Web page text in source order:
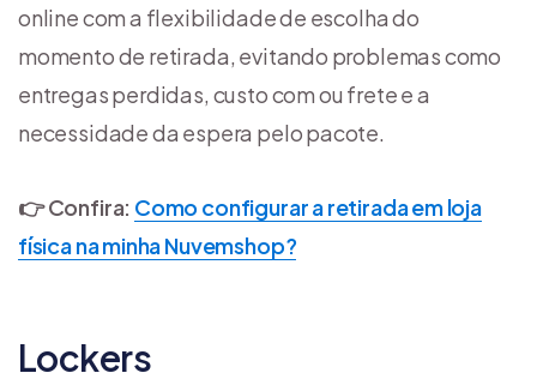
online com a flexibilidade de escolha do
momento de retirada, evitando problemas como
entregas perdidas, custo com ou frete e a
necessidade da espera pelo pacote.
👉 Confira: Como configurar a retirada em loja
física na minha Nuvemshop?
Lockers